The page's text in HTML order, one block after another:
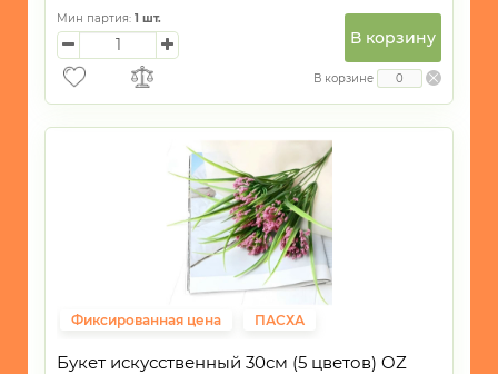
Мин партия: 1 шт.
В корзину
В корзине
Фиксированная цена ПАСХА
Букет искусственный 30см (5 цветов) OZ